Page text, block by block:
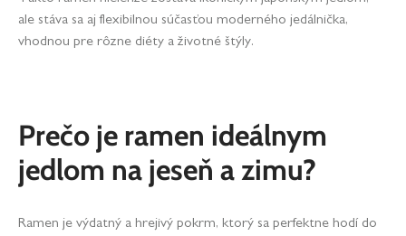
ale stáva sa aj flexibilnou súčasťou moderného jedálnička,
vhodnou pre rôzne diéty a životné štýly.
Prečo je ramen ideálnym
jedlom na jeseň a zimu?
Ramen je výdatný a hrejivý pokrm, ktorý sa perfektne hodí do